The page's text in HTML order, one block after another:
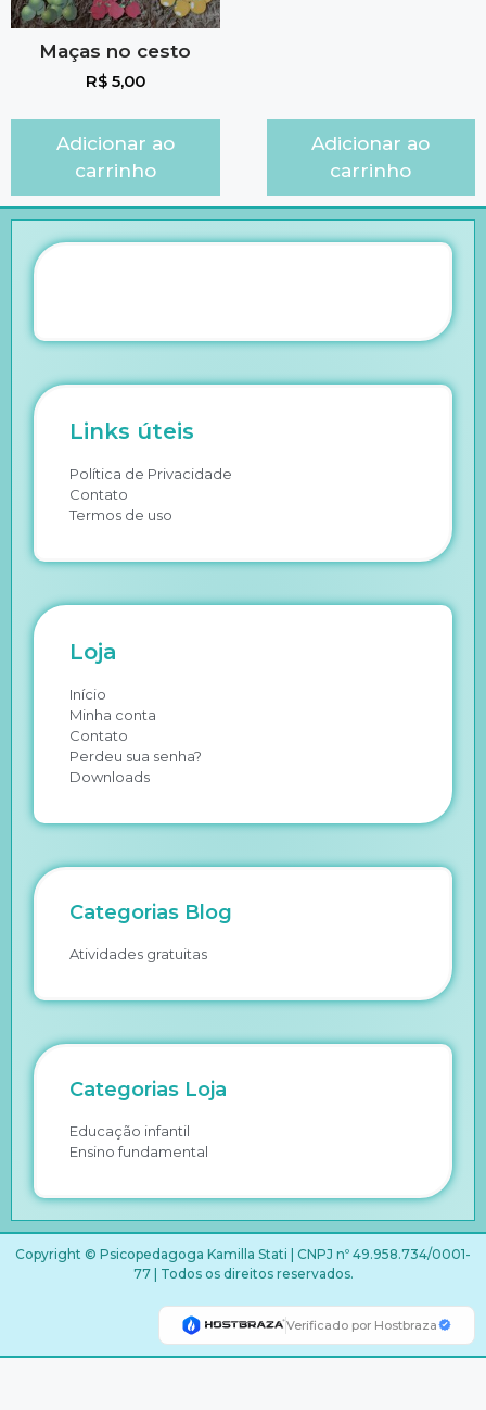
Maças no cesto
R$5,00
Adicionar ao
carrinho
Adicionar ao
carrinho
Links úteis
Política de Privacidade
Contato
Termos de uso
Loja
Início
Minha conta
Contato
Perdeu sua senha?
Downloads
Categorias Blog
Atividades gratuitas
Categorias Loja
Educação infantil
Ensino fundamental
Copyright © Psicopedagoga Kamilla Stati | CNPJ nº 49.958.734/0001-
77 | Todos os direitos reservados.